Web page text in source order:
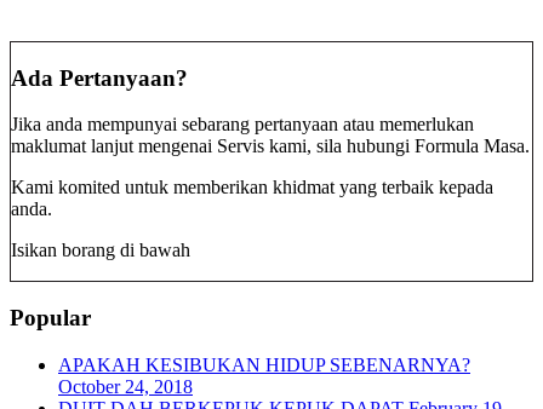
Ada Pertanyaan?
Jika anda mempunyai sebarang pertanyaan atau memerlukan
maklumat lanjut mengenai Servis kami, sila hubungi Formula Masa.
Kami komited untuk memberikan khidmat yang terbaik kepada
anda.
Isikan borang di bawah
Popular
APAKAH KESIBUKAN HIDUP SEBENARNYA?
October 24, 2018